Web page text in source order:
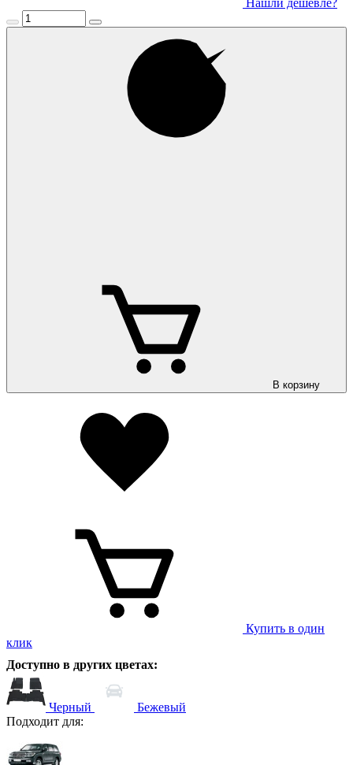
В корзину
Купить в один
клик
Доступно в других цветах:
Черный
Бежевый
Подходит для: